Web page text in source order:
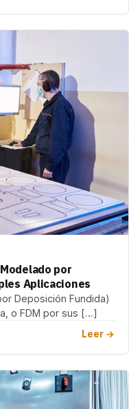
por
Aplicaciones
Deposición Fundida)
o FDM por sus […]
Leer →